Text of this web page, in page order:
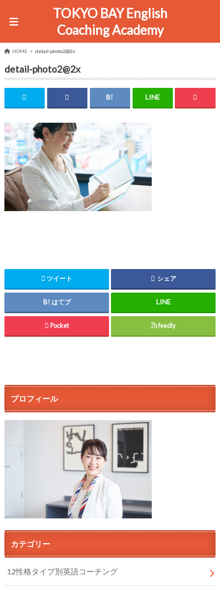
TOKYO BAY English
Coaching Academy
HOME detail-photo2@2x
detail-photo2@2x
ツイート シェア
はてブ
Pocket feedly
プロフィール
カテゴリー
12性格タイプ別英語コーチング